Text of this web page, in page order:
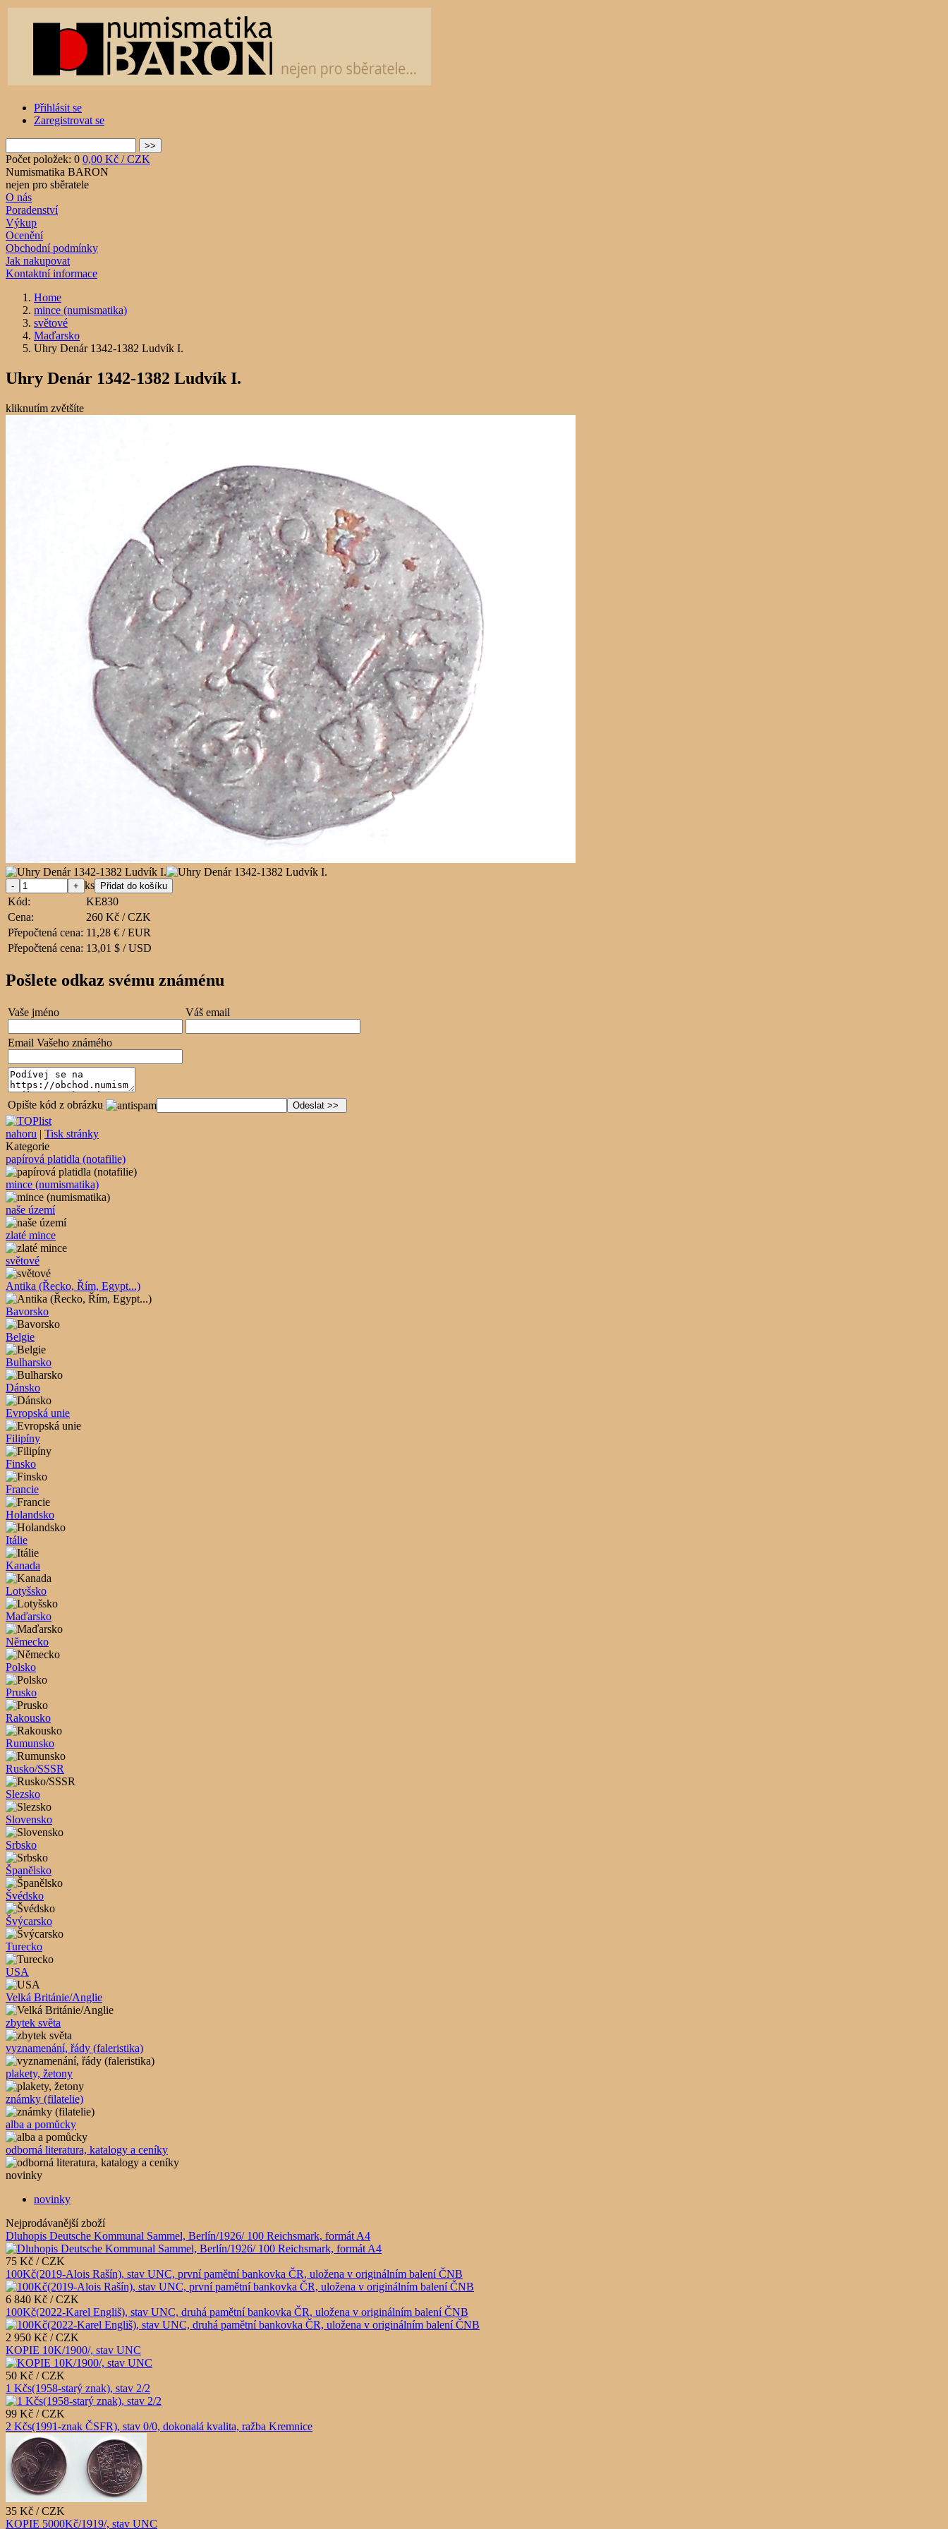
Přihlásit se
Zaregistrovat se
Počet položek: 0 0,00 Kč / CZK
Numismatika BARON
nejen pro sběratele
O nás
Poradenství
Výkup
Ocenění
Obchodní podmínky
Jak nakupovat
Kontaktní informace
Home
mince (numismatika)
světové
Maďarsko
Uhry Denár 1342-1382 Ludvík I.
Uhry Denár 1342-1382 Ludvík I.
kliknutím zvětšíte
ks
Kód:
KE830
Cena:
260 Kč / CZK
Přepočtená cena: 11,28 € / EUR
Přepočtená cena: 13,01 $ / USD
Pošlete odkaz svému známénu
Vaše jméno Váš email
Email Vašeho známého
Opište kód z obrázku
nahoru | Tisk stránky
Kategorie
papírová platidla (notafilie)
mince (numismatika)
naše území
zlaté mince
světové
Antika (Řecko, Řím, Egypt...)
Bavorsko
Belgie
Bulharsko
Dánsko
Evropská unie
Filipíny
Finsko
Francie
Holandsko
Itálie
Kanada
Lotyšsko
Maďarsko
Německo
Polsko
Prusko
Rakousko
Rumunsko
Rusko/SSSR
Slezsko
Slovensko
Srbsko
Španělsko
Švédsko
Švýcarsko
Turecko
USA
Velká Británie/Anglie
zbytek světa
vyznamenání, řády (faleristika)
plakety, žetony
známky (filatelie)
alba a pomůcky
odborná literatura, katalogy a ceníky
novinky
novinky
Nejprodávanější zboží
Dluhopis Deutsche Kommunal Sammel, Berlín/1926/ 100 Reichsmark, formát A4
75 Kč / CZK
100Kč(2019-Alois Rašín), stav UNC, první pamětní bankovka ČR, uložena v originálním balení ČNB
6 840 Kč / CZK
100Kč(2022-Karel Engliš), stav UNC, druhá pamětní bankovka ČR, uložena v originálním balení ČNB
2 950 Kč / CZK
KOPIE 10K/1900/, stav UNC
50 Kč / CZK
1 Kčs(1958-starý znak), stav 2/2
99 Kč / CZK
2 Kčs(1991-znak ČSFR), stav 0/0, dokonalá kvalita, ražba Kremnice
35 Kč / CZK
KOPIE 5000Kč/1919/, stav UNC